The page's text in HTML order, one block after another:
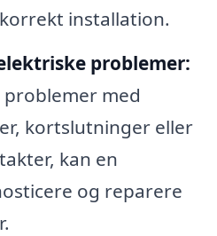
installation.
problemer:
problemer med
kortslutninger eller
kan en
og reparere